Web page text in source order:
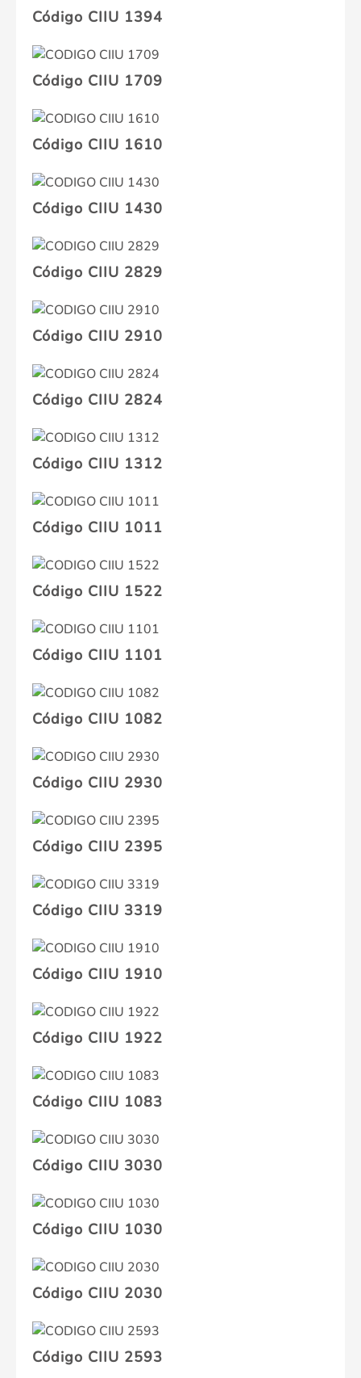
Código CIIU 1394
Código CIIU 1709
Código CIIU 1610
Código CIIU 1430
Código CIIU 2829
Código CIIU 2910
Código CIIU 2824
Código CIIU 1312
Código CIIU 1011
Código CIIU 1522
Código CIIU 1101
Código CIIU 1082
Código CIIU 2930
Código CIIU 2395
Código CIIU 3319
Código CIIU 1910
Código CIIU 1922
Código CIIU 1083
Código CIIU 3030
Código CIIU 1030
Código CIIU 2030
Código CIIU 2593